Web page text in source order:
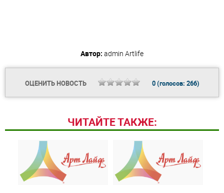
Автор: admin Artlife
ОЦЕНИТЬ НОВОСТЬ 0(голосов: 266)
ЧИТАЙТЕ ТАКЖЕ: